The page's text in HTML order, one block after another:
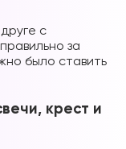
с
за
было ставить
крест и